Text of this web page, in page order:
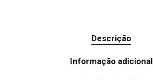
Descrição
Informação adicional